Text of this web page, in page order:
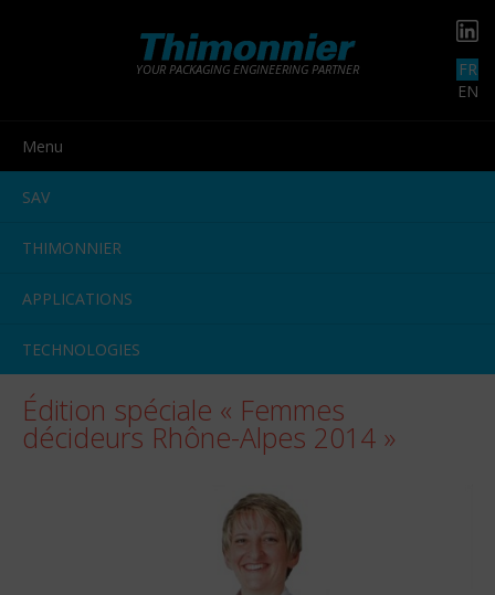
FR
EN
YOUR PACKAGING ENGINEERING PARTNER
Menu
SAV
THIMONNIER
APPLICATIONS
TECHNOLOGIES
Édition spéciale « Femmes
décideurs Rhône-Alpes 2014 »